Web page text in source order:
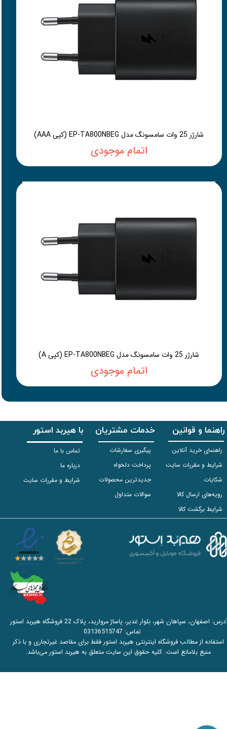
شارژر 25 وات سامسونگ مدل EP-TA800NBEG (کپی AAA)
اتمام موجودی
شارژر 25 وات سامسونگ مدل EP-TA800NBEG (کپی A)
اتمام موجودی
راهنما و قوانین
راهنمای خرید آنلاین
شرایط و مقررات سایت
شکایات
رویه‌های ارسال کالا
شرایط برگشت کالا
خدمات مشتریان
پیگیری سفارشات
پرداخت دلخواه
جدیدترین محصولات
سوالات متداول
با هیربد استور
تماس با ما
درباره ما
شرایط و مقررات سایت
آدرس: اصفهان، سپاهان شهر، بلوار غدیر، پاساژ مروارید، پلاک 22 فروشگاه هیربد استور
تماس: 03136515747
استفاده از مطالب فروشگاه اینترنتی هیربد استور فقط برای مقاصد غیرتجاری و با ذکر
منبع بلامانع است. کلیه حقوق این سایت متعلق به هیربد استور می‌باشد.​​​​​​​